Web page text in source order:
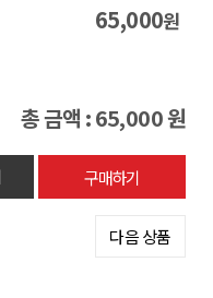
65,000원
총 금액 :65,000원
다음 상품